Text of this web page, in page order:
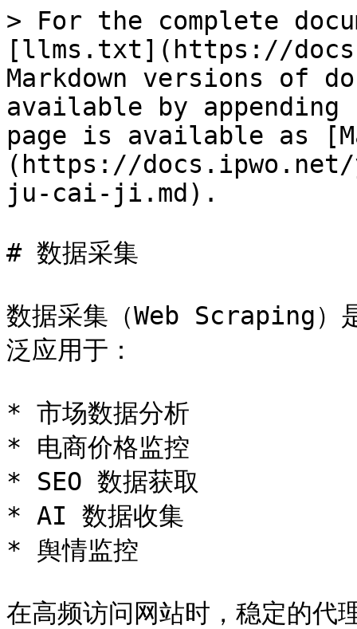
> For the complete
[llms.txt](https://
Markdown versions of
available by
page is available as
(https://docs.ipwo.net/
ju-cai-ji.md).
# 数据采集
数据采集（Web Scraping）
泛应用于：
* 市场数据分析
* 电商价格监控
* SEO 数据获取
* AI 数据收集
* 舆情监控
在高频访问网站时，稳定的